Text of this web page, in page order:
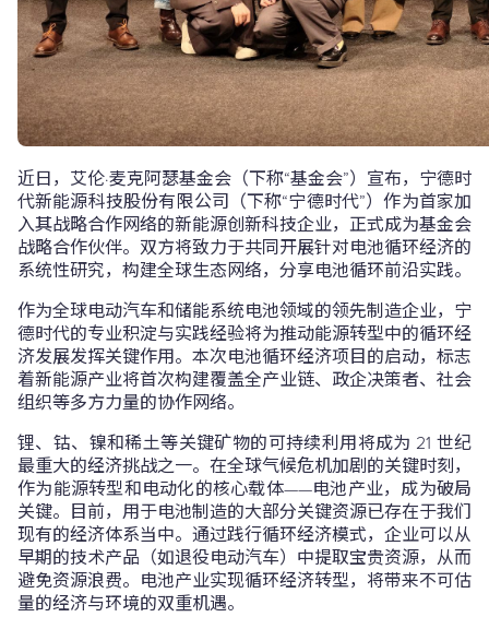
近日，艾伦·麦克阿瑟基金会（下称“基金会”）宣布，宁德时
代新能源科技股份有限公司（下称“宁德时代”）作为首家加
入其战略合作网络的新能源创新科技企业，正式成为基金会
战略合作伙伴。双方将致力于共同开展针对电池循环经济的
系统性研究，构建全球生态网络，分享电池循环前沿实践。
作为全球电动汽车和储能系统电池领域的领先制造企业，宁
德时代的专业积淀与实践经验将为推动能源转型中的循环经
济发展发挥关键作用。本次电池循环经济项目的启动，标志
着新能源产业将首次构建覆盖全产业链、政企决策者、社会
组织等多方力量的协作网络。
锂、钴、镍和稀土等关键矿物的可持续利用将成为 21 世纪
最重大的经济挑战之一。在全球气候危机加剧的关键时刻，
作为能源转型和电动化的核心载体——电池产业，成为破局
关键。目前，用于电池制造的大部分关键资源已存在于我们
现有的经济体系当中。通过践行循环经济模式，企业可以从
早期的技术产品（如退役电动汽车）中提取宝贵资源，从而
避免资源浪费。电池产业实现循环经济转型，将带来不可估
量的经济与环境的双重机遇。